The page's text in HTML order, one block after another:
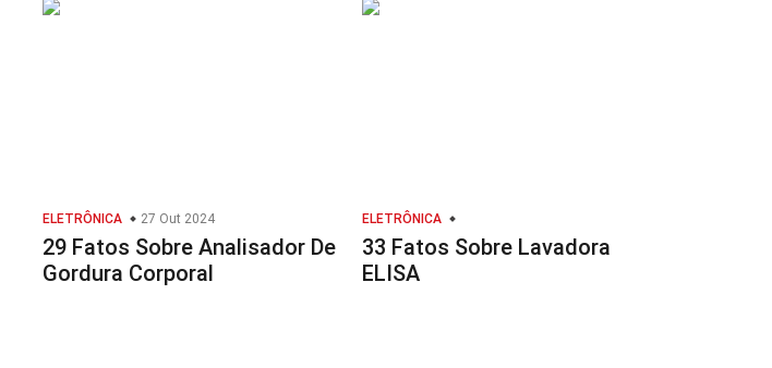
ELETRÔNICA 27 Out 2024
29 Fatos Sobre Analisador De
Gordura Corporal
ELETRÔNICA
33 Fatos Sobre Lavadora
ELISA